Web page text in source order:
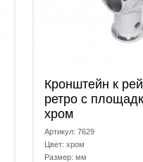
Кронштейн к
ретро с
хром
Артикул: 7629
Цвет: хром
Размер: мм